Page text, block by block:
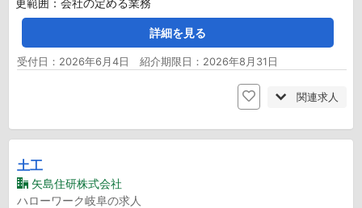
更範囲：会社の定める業務
詳細を見る
受付日：2026年6月4日 紹介期限日：2026年8月31日
関連求人
土工
矢島住研株式会社
ハローワーク岐阜の求人